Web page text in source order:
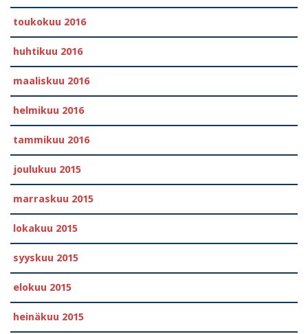
toukokuu 2016
huhtikuu 2016
maaliskuu 2016
helmikuu 2016
tammikuu 2016
joulukuu 2015
marraskuu 2015
lokakuu 2015
syyskuu 2015
elokuu 2015
heinäkuu 2015